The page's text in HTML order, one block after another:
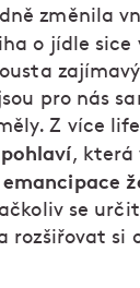
změnila
o jídle sice
pro nás
Z více
, která
emancipace
se
rozšiřovat si